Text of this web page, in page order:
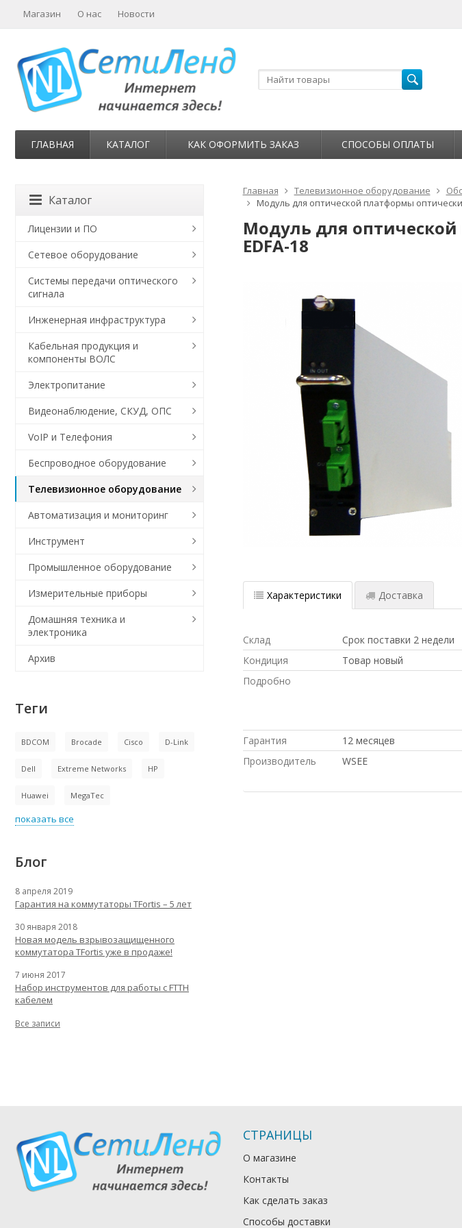
Магазин О нас Новости
ГЛАВНАЯ КАТАЛОГ КАК ОФОРМИТЬ ЗАКАЗ СПОСОБЫ ОПЛАТЫ
Главная Телевизионное оборудование
Модуль для оптической платформы
Модуль для оптической
EDFA-18
Характеристики Доставка
Склад
Срок поставки 2 недели
Кондиция
Товар новый
Подробно
Гарантия
12 месяцев
Производитель
WSEE
Каталог
Лицензии и ПО
Сетевое оборудование
Системы передачи оптического
сигнала
Инженерная инфраструктура
Кабельная продукция и
компоненты ВОЛС
Электропитание
Видеонаблюдение, СКУД, ОПС
VoIP и Телефония
Беспроводное оборудование
Телевизионное оборудование
Автоматизация и мониторинг
Инструмент
Промышленное оборудование
Измерительные приборы
Домашняя техника и
электроника
Архив
Теги
BDCOM Brocade Cisco D-Link
Dell Extreme Networks HP
Huawei MegaTec
показать все
Блог
8 апреля 2019
Гарантия на коммутаторы TFortis – 5 лет
30 января 2018
Новая модель взрывозащищенного
коммутатора TFortis уже в продаже!
7 июня 2017
Набор инструментов для работы с FTTH
кабелем
Все записи
СТРАНИЦЫ
О магазине
Контакты
Как сделать заказ
Способы доставки